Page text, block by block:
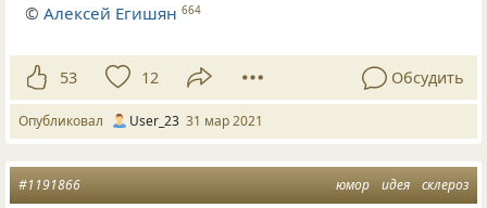
©Алексей Егишян 664
53 12 Обсудить
Опубликовал User_23 31 мар 2021
юмор идея склероз
#1191866